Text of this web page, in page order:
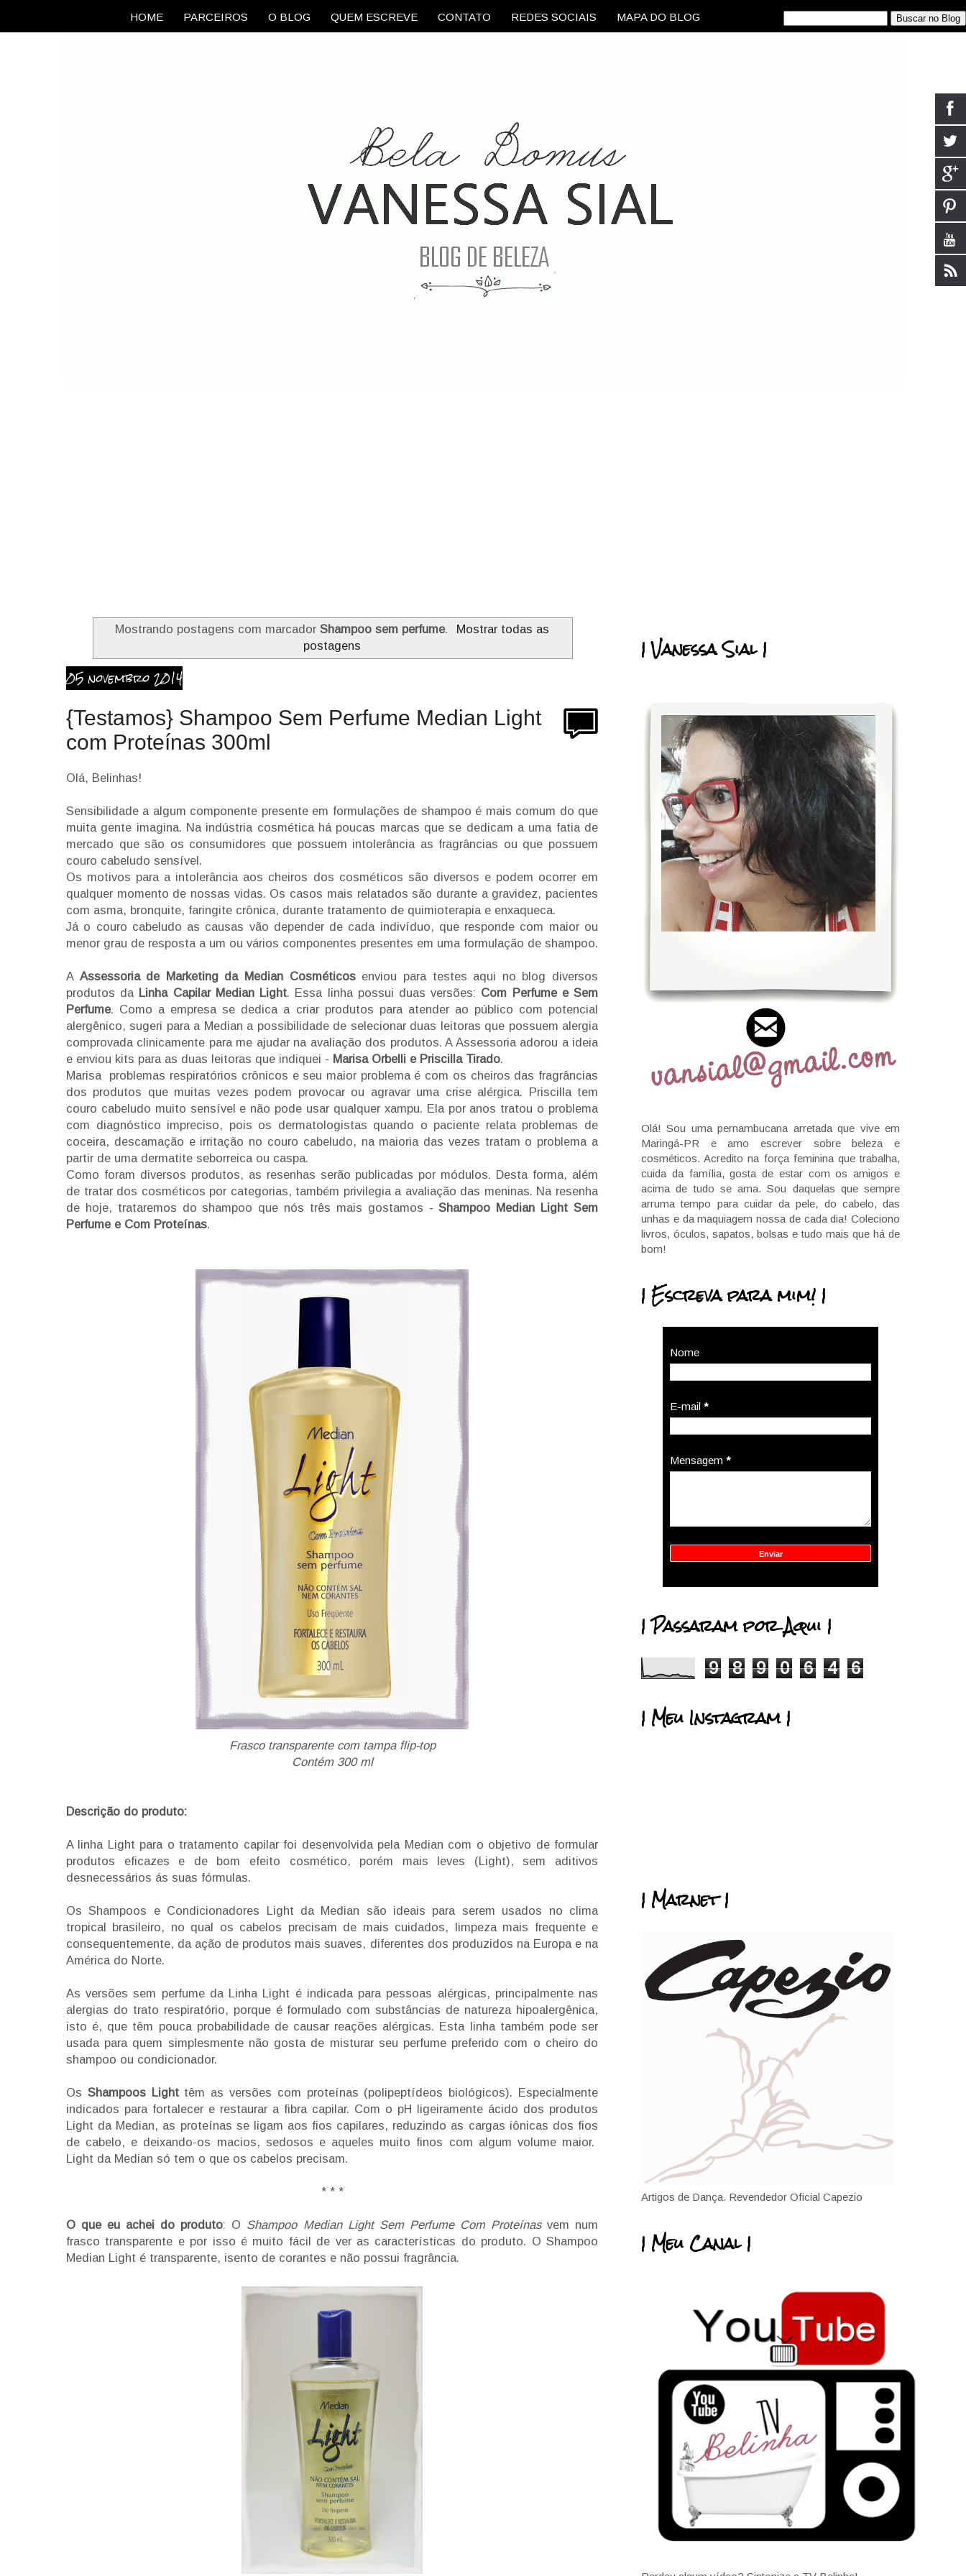
HOME PARCEIROS O BLOG QUEM ESCREVE CONTATO REDES SOCIAIS MAPA DO BLOG
Mostrando postagens com marcadorShampoo sem perfume.
Mostrar todas as
postagens
05 novembro 2014
{Testamos} Shampoo Sem Perfume Median Light
com Proteínas 300ml
Olá, Belinhas!
Sensibilidade a algum componente presente em formulações de shampoo é mais comum do que
muita gente imagina. Na indústria cosmética há poucas marcas que se dedicam a uma fatia de
mercado que são os consumidores que possuem intolerância as fragrâncias ou que possuem
couro cabeludo sensível.
Os motivos para a intolerância aos cheiros dos cosméticos são diversos e podem ocorrer em
qualquer momento de nossas vidas. Os casos mais relatados são durante a gravidez, pacientes
com asma, bronquite, faringite crônica, durante tratamento de quimioterapia e enxaqueca.
Já o couro cabeludo as causas vão depender de cada indivíduo, que responde com maior ou
menor grau de resposta a um ou vários componentes presentes em uma formulação de shampoo.
A Assessoria de Marketing da Median Cosméticosenviou para testes aqui no blog diversos
produtos da Linha Capilar Median Light. Essa linha possui duas versões: Com Perfume e Sem
Perfume. Como a empresa se dedica a criar produtos para atender ao público com potencial
alergênico, sugeri para a Median a possibilidade de selecionar duas leitoras que possuem alergia
comprovada clinicamente para me ajudar na avaliação dos produtos. A Assessoria adorou a ideia
e enviou kits para as duas leitoras que indiquei - Marisa Orbelli e Priscilla Tirado.
Marisa problemas respiratórios crônicos e seu maior problema é com os cheiros das fragrâncias
dos produtos que muitas vezes podem provocar ou agravar uma crise alérgica. Priscilla tem
couro cabeludo muito sensível e não pode usar qualquer xampu. Ela por anos tratou o problema
com diagnóstico impreciso, pois os dermatologistas quando o paciente relata problemas de
coceira, descamação e irritação no couro cabeludo, na maioria das vezes tratam o problema a
partir de uma dermatite seborreica ou caspa.
Como foram diversos produtos, as resenhas serão publicadas por módulos. Desta forma, além
de tratar dos cosméticos por categorias, também privilegia a avaliação das meninas. Na resenha
de hoje, trataremos do shampoo que nós três mais gostamos -Shampoo Median Light Sem
Perfume e Com Proteínas.
Frasco transparente com tampa flip-top
Contém 300 ml
Descrição do produto:
A linha Light para o tratamento capilar foi desenvolvida pela Median com o objetivo de formular
produtos eficazes e de bom efeito cosmético, porém mais leves (Light), sem aditivos
desnecessários ás suas fórmulas.
Os Shampoos e Condicionadores Light da Median são ideais para serem usados no clima
tropical brasileiro, no qual os cabelos precisam de mais cuidados, limpeza mais frequente e
consequentemente, da ação de produtos mais suaves, diferentes dos produzidos na Europa e na
América do Norte.
As versões sem perfume da Linha Light é indicada para pessoas alérgicas, principalmente nas
alergias do trato respiratório, porque é formulado com substâncias de natureza hipoalergênica,
isto é, que têm pouca probabilidade de causar reações alérgicas. Esta linha também pode ser
usada para quem simplesmente não gosta de misturar seu perfume preferido com o cheiro do
shampoo ou condicionador.
Os Shampoos Lighttêm as versões com proteínas (polipeptídeos biológicos). Especialmente
indicados para fortalecer e restaurar a fibra capilar. Com o pH ligeiramente ácido dos produtos
Light da Median, as proteínas se ligam aos fios capilares, reduzindo as cargas iônicas dos fios
de cabelo, e deixando-os macios, sedosos e aqueles muito finos com algum volume maior.
Light da Median só tem o que os cabelos precisam.
* * *
O que eu achei do produto: O Shampoo Median Light Sem Perfume Com Proteínas vem num
frasco transparente e por isso é muito fácil de ver as características do produto. O Shampoo
Median Light é transparente, isento de corantes e não possui fragrância.
| Vanessa Sial |
Olá! Sou uma pernambucana arretada que vive em
Maringá-PR e amo escrever sobre beleza e
cosméticos. Acredito na força feminina que trabalha,
cuida da família, gosta de estar com os amigos e
acima de tudo se ama. Sou daquelas que sempre
arruma tempo para cuidar da pele, do cabelo, das
unhas e da maquiagem nossa de cada dia! Coleciono
livros, óculos, sapatos, bolsas e tudo mais que há de
bom!
| Escreva para mim! |
Nome
E-mail *
Mensagem *
| Passaram por Aqui |
9 8 9 0 6 4 6
| Meu Instagram |
| Marnet |
Artigos de Dança. Revendedor Oficial Capezio
| Meu Canal |